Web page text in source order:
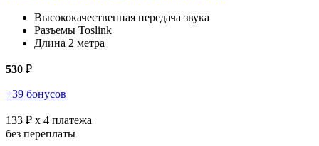
Высококачественная передача звука
Разъемы Toslink
Длина 2 метра
530 ₽
+39 бонусов
133 ₽ x 4 платежа
без переплаты